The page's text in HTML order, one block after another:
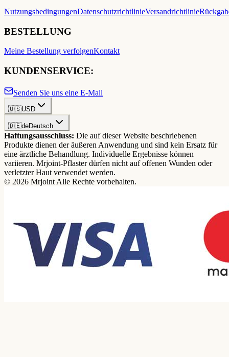
NutzungsbedingungenDatenschutzrichtlinieVersandrichtlinie
BESTELLUNG
Meine Bestellung verfolgenKontakt
KUNDENSERVICE:
Senden Sie uns eine E-Mail
🇺🇸USD
🇩🇪deDeutsch
Haftungsausschluss: Die auf dieser Website beschriebenen
Produkte dienen der äußeren Anwendung und sind kein Ersatz für
eine ärztliche Behandlung. Individuelle Ergebnisse können
variieren. Mrjoint-Pflaster dürfen nicht auf offenen Wunden oder
verletzter Haut verwendet werden.
© 2026 Mrjoint Alle Rechte vorbehalten.